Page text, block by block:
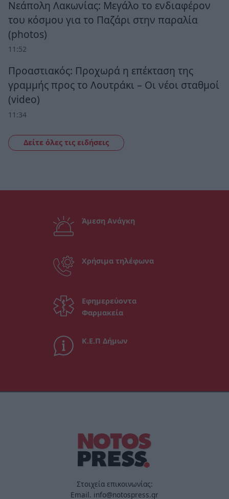
Νεάπολη Λακωνίας: Μεγάλο το ενδιαφέρον
του κόσμου για το Παζάρι στην παραλία
(photos)
11:52
Προαστιακός: Προχωρά η επέκταση της
γραμμής προς το Λουτράκι – Οι νέοι σταθμοί
(video)
11:34
Δείτε όλες τις ειδήσεις
Άμεση Ανάγκη
Χρήσιμα τηλέφωνα
Εφημερεύοντα
Φαρμακεία
Κ.Ε.Π Δήμων
Στοιχεία επικοινωνίας:
Email. info@notospress.gr